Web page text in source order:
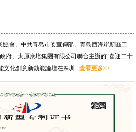
會、中共青島市委宣傳部、青島西海岸新區工
政府、太原康培集團有限公司聯合主辦的“喜迎二十
化創意新動能論壇在深圳...查看更多>>